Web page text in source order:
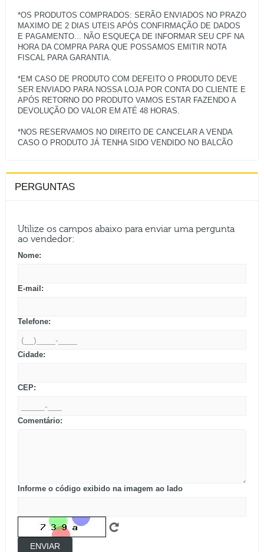
*OS PRODUTOS COMPRADOS: SERÃO ENVIADOS NO PRAZO
MAXIMO DE 2 DIAS UTEIS APÓS CONFIRMAÇÃO DE DADOS
E PAGAMENTO... NÃO ESQUEÇA DE INFORMAR SEU CPF NA
HORA DA COMPRA PARA QUE POSSAMOS EMITIR NOTA
FISCAL PARA GARANTIA.
*EM CASO DE PRODUTO COM DEFEITO O PRODUTO DEVE
SER ENVIADO PARA NOSSA LOJA POR CONTA DO CLIENTE E
APÓS RETORNO DO PRODUTO VAMOS ESTAR FAZENDO A
DEVOLUÇÃO DO VALOR EM ATÉ 48 HORAS.
*NOS RESERVAMOS NO DIREITO DE CANCELAR A VENDA
PERGUNTAS
Utilize os campos abaixo para enviar uma pergunta
ao vendedor:
Nome:
E-mail:
Telefone:
Cidade:
CEP:
Comentário:
Informe o código exibido na imagem ao lado
ENVIAR